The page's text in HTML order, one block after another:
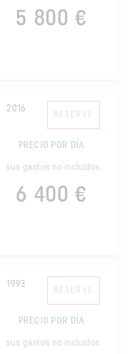
5 800 €
2016
RESERVE
PRECIO POR DÍA
sus gastos no incluidos
6 400 €
1993
RESERVE
PRECIO POR DÍA
sus gastos no incluidos